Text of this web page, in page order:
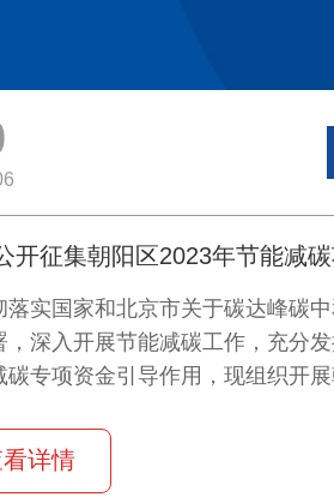
落实国家和北京市关于碳达峰碳
，深入开展节能减碳工作，充分
碳专项资金引导作用，现组织开
详情